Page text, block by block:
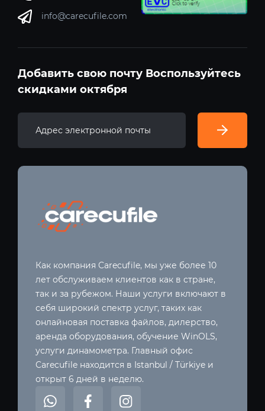
info@carecufile.com
Добавить свою почту Воспользуйтесь
скидками октября
Как компания Carecufile, мы уже более 10
лет обслуживаем клиентов как в стране,
так и за рубежом. Наши услуги включают в
себя широкий спектр услуг, таких как
онлайновая поставка файлов, дилерство,
аренда оборудования, обучение WinOLS,
услуги динамометра. Главный офис
Carecufile находится в Istanbul / Türkiye и
открыт 6 дней в неделю.